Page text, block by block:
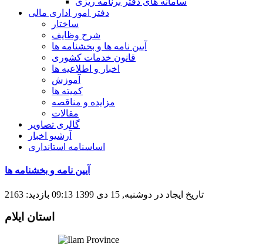
دفتر امور اداری مالی
ساختار
شرح وظایف
آیین نامه ها و بخشنامه ها
قانون خدمات کشوری
اخبار و اطلاعیه ها
آموزش
کمیته ها
مزایده و مناقصه
مقالات
گالری تصاویر
آرشیو اخبار
اساسنامه استانداری
آیین نامه و بخشنامه ها
تاریخ ایجاد در دوشنبه, 15 دی 1399 09:13 بازدید: 2163
استان ایلام